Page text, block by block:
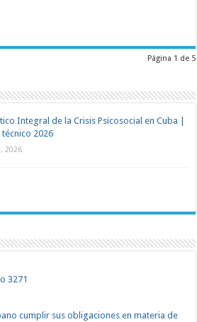
Página 1 de 5
Integral de la Crisis Psicosocial en Cuba |
2026
2026
3271
cumplir sus obligaciones en materia de